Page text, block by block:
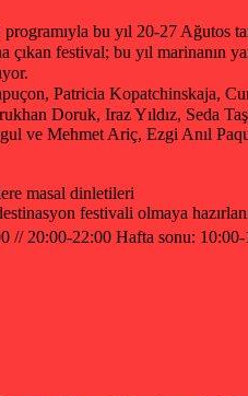
bu yıl 20-27 Ağutos
festival; bu yıl marinanın
Patricia Kopatchinskaja,
Doruk, Iraz Yıldız, Seda
ve Mehmet Ariç, Ezgi Anıl
masal dinletileri
festivali olmaya
// 20:00-22:00 Hafta sonu: